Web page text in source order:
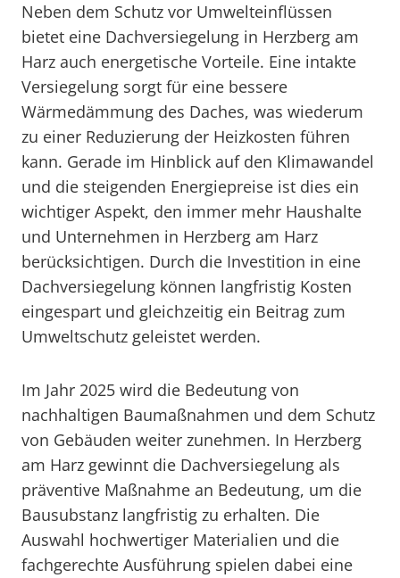
Neben dem Schutz vor Umwelteinflüssen
bietet eine Dachversiegelung in Herzberg am
Harz auch energetische Vorteile. Eine intakte
Versiegelung sorgt für eine bessere
Wärmedämmung des Daches, was wiederum
zu einer Reduzierung der Heizkosten führen
kann. Gerade im Hinblick auf den Klimawandel
und die steigenden Energiepreise ist dies ein
wichtiger Aspekt, den immer mehr Haushalte
und Unternehmen in Herzberg am Harz
berücksichtigen. Durch die Investition in eine
Dachversiegelung können langfristig Kosten
eingespart und gleichzeitig ein Beitrag zum
Umweltschutz geleistet werden.
Im Jahr 2025 wird die Bedeutung von
nachhaltigen Baumaßnahmen und dem Schutz
von Gebäuden weiter zunehmen. In Herzberg
am Harz gewinnt die Dachversiegelung als
präventive Maßnahme an Bedeutung, um die
Bausubstanz langfristig zu erhalten. Die
Auswahl hochwertiger Materialien und die
fachgerechte Ausführung spielen dabei eine